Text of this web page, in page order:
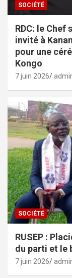
SOCIÉTÉ
RDC: le Chef
invité à
pour une
Kongo
7 juin 2026
SOCIÉTÉ
RUSEP :
du parti et le
7 juin 2026